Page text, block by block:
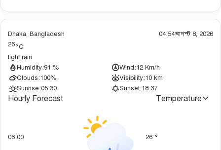
Dhaka, Bangladesh 04:54আগস্ট 8, 2026
26°C
light rain
Humidity:91 % Wind:12 Km/h
Clouds:100% Visibility:10 km
Sunrise:05:30 Sunset:18:37
Hourly Forecast Temperature
06:00 26 °